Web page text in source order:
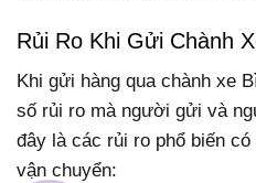
Rủi Ro Khi Gửi Chành
Khi gửi hàng qua chành xe
số rủi ro mà người gửi và
đây là các rủi ro phổ biến
vận chuyển: